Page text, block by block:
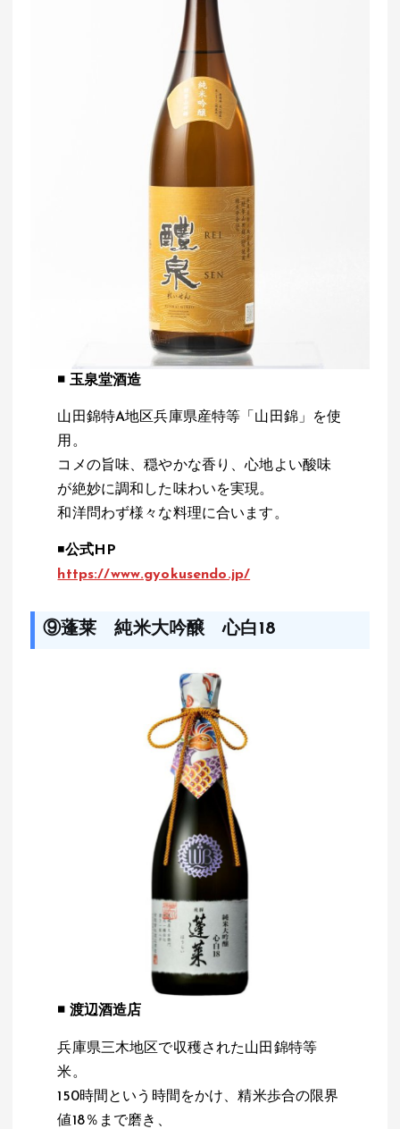
◾️ 玉泉堂酒造
山田錦特A地区兵庫県産特等「山田錦」を使
用。
コメの旨味、穏やかな香り、心地よい酸味
が絶妙に調和した味わいを実現。
和洋問わず様々な料理に合います。
◾️公式HP
https://www.gyokusendo.jp/
⑨蓬莱 純米大吟醸 心白18
◾️ 渡辺酒造店
兵庫県三木地区で収穫された山田錦特等
米。
150時間という時間をかけ、精米歩合の限界
値18％まで磨き、